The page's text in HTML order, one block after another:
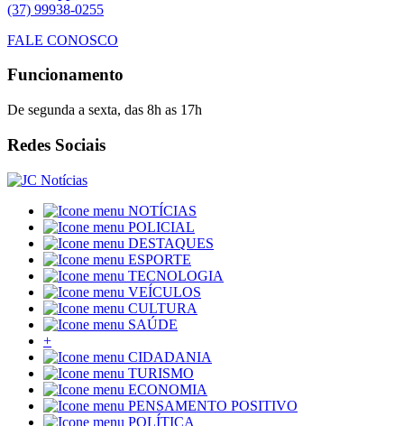
(37) 99938-0255
FALE CONOSCO
Funcionamento
De segunda a sexta, das 8h as 17h
Redes Sociais
NOTÍCIAS
POLICIAL
DESTAQUES
ESPORTE
TECNOLOGIA
VEÍCULOS
CULTURA
SAÚDE
+
CIDADANIA
TURISMO
ECONOMIA
PENSAMENTO POSITIVO
POLÍTICA